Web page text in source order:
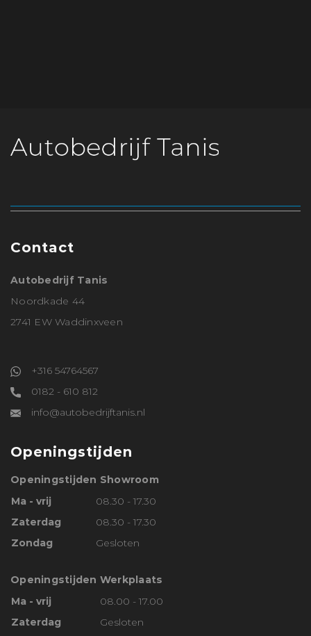
Contact
Autobedrijf Tanis
Noordkade 44
2741 EW Waddinxveen
+316 54764567
0182 - 610 812
info@autobedrijftanis.nl
Openingstijden
Openingstijden Showroom
Ma - vrij
08.30 - 17.30
Zaterdag
08.30 - 17.30
Zondag
Gesloten
Openingstijden Werkplaats
Ma - vrij
08.00 - 17.00
Zaterdag
Gesloten